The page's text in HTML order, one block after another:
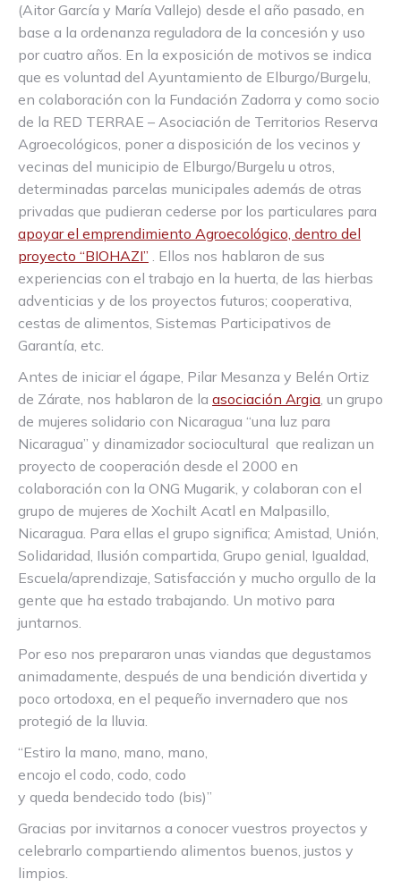
(Aitor García y María Vallejo) desde el año pasado, en
base a la ordenanza reguladora de la concesión y uso
por cuatro años. En la exposición de motivos se indica
que es voluntad del Ayuntamiento de Elburgo/Burgelu,
en colaboración con la Fundación Zadorra y como socio
de la RED TERRAE – Asociación de Territorios Reserva
Agroecológicos, poner a disposición de los vecinos y
vecinas del municipio de Elburgo/Burgelu u otros,
determinadas parcelas municipales además de otras
privadas que pudieran cederse por los particulares para
apoyar el emprendimiento Agroecológico, dentro del
proyecto “BIOHAZI” . Ellos nos hablaron de sus
experiencias con el trabajo en la huerta, de las hierbas
adventicias y de los proyectos futuros; cooperativa,
cestas de alimentos, Sistemas Participativos de
Garantía, etc.
Antes de iniciar el ágape, Pilar Mesanza y Belén Ortiz
de Zárate, nos hablaron de la asociación Argia, un grupo
de mujeres solidario con Nicaragua “una luz para
Nicaragua” y dinamizador sociocultural que realizan un
proyecto de cooperación desde el 2000 en
colaboración con la ONG Mugarik, y colaboran con el
grupo de mujeres de Xochilt Acatl en Malpasillo,
Nicaragua. Para ellas el grupo significa; Amistad, Unión,
Solidaridad, Ilusión compartida, Grupo genial, Igualdad,
Escuela/aprendizaje, Satisfacción y mucho orgullo de la
gente que ha estado trabajando. Un motivo para
juntarnos.
Por eso nos prepararon unas viandas que degustamos
animadamente, después de una bendición divertida y
poco ortodoxa, en el pequeño invernadero que nos
protegió de la lluvia.
“Estiro la mano, mano, mano,
encojo el codo, codo, codo
y queda bendecido todo (bis)”
Gracias por invitarnos a conocer vuestros proyectos y
celebrarlo compartiendo alimentos buenos, justos y
limpios.